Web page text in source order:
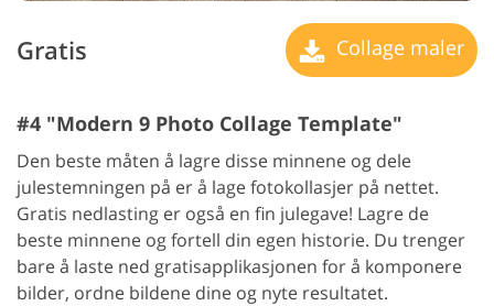
Gratis Collage maler
#4 "Modern 9 Photo Collage Template"
Den beste måten å lagre disse minnene og dele
julestemningen på er å lage fotokollasjer på nettet.
Gratis nedlasting er også en fin julegave! Lagre de
beste minnene og fortell din egen historie. Du trenger
bare å laste ned gratisapplikasjonen for å komponere
bilder, ordne bildene dine og nyte resultatet.